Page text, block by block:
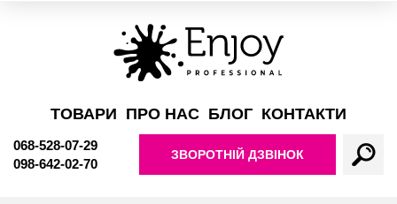
ТОВАРИ ПРО НАС БЛОГ КОНТАКТИ
068-528-07-29
098-642-02-70
ЗВОРОТНІЙ ДЗВІНОК